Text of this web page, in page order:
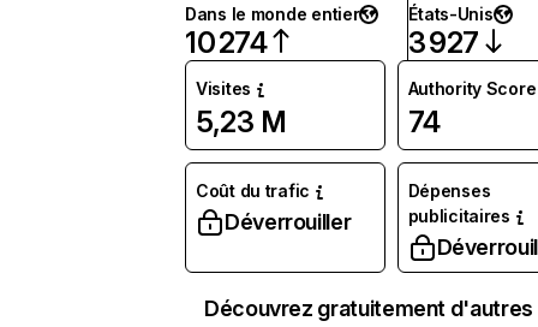
Dans le monde entier
10 274
États-Unis
3 927
Visites
5,23 M
Authority Score
74
Coût du trafic
Déverrouiller
Dépenses
publicitaires
Découvrez gratuitement d'autres